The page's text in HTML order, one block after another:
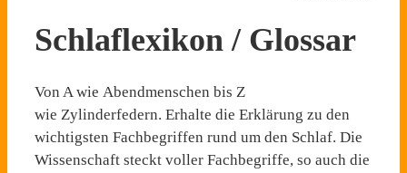
Schlaflexikon / Glossar
Von A wie Abendmenschen bis Z
wie Zylinderfedern. Erhalte die Erklärung zu den
wichtigsten Fachbegriffen rund um den Schlaf. Die
Wissenschaft steckt voller Fachbegriffe, so auch die